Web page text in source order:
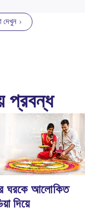
দেখুন
প্রবন্ধ
ঘরকে আলোকিত
দিয়ে